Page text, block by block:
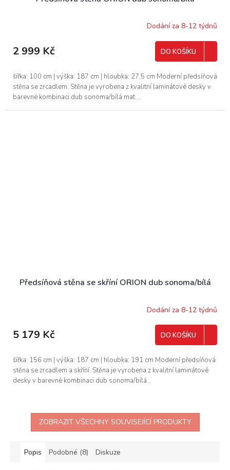
Dodání za 8-12 týdnů
2 999 Kč DO KOŠÍKU
šířka: 100 cm | výška: 187 cm | hloubka: 27,5 cm Moderní předsíňová
stěna se zrcadlem. Stěna je vyrobena z kvalitní laminátové desky v
barevné kombinaci dub sonoma/bílá mat....
Předsíňová stěna se skříní ORION dub sonoma/bílá
Dodání za 8-12 týdnů
5 179 Kč DO KOŠÍKU
šířka: 156 cm | výška: 187 cm | hloubka: 191 cm Moderní předsíňová
stěna se zrcadlem a skříní. Stěna je vyrobena z kvalitní laminátové
desky v barevné kombinaci dub sonoma/bílá...
ZOBRAZIT VŠECHNY SOUVISEJÍCÍ PRODUKTY
Popis Podobné (8) Diskuze